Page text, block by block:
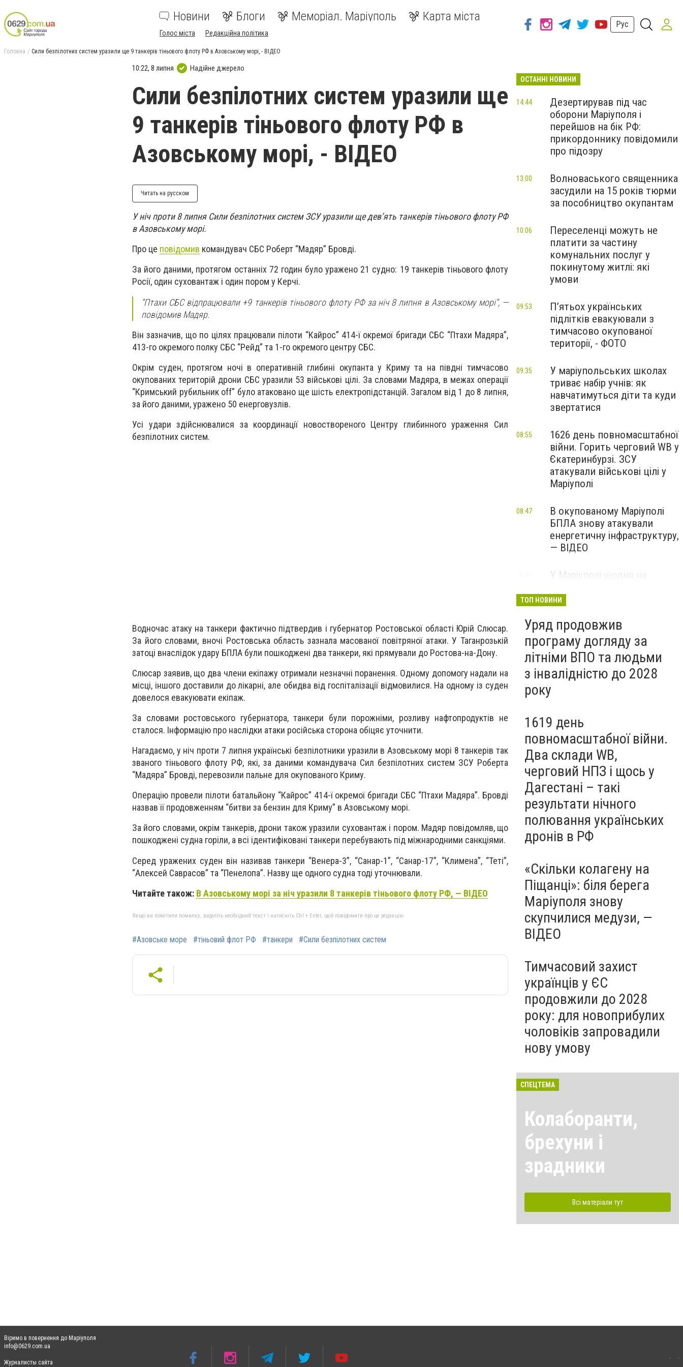
Новини Блоги Меморіал. Маріуполь Карта міста
Голос міста Редакційна політика
Рус
Головна Сили безпілотних систем уразили ще 9 танкерів тіньового флоту РФ в Азовському морі, - ВІДЕО
10:22, 8 липня Надійне джерело
Сили безпілотних систем уразили ще
9 танкерів тіньового флоту РФ в
Азовському морі, - ВІДЕО
Читать на русском
У ніч проти 8 липня Сили безпілотних систем ЗСУ уразили ще дев’ять танкерів тіньового флоту РФ
в Азовському морі.
Про це повідомив командувач СБС Роберт “Мадяр” Бровді.
За його даними, протягом останніх 72 годин було уражено 21 судно: 19 танкерів тіньового флоту
Росії, один суховантаж і один пором у Керчі.
“Птахи СБС відпрацювали +9 танкерів тіньового флоту РФ за ніч 8 липня в Азовському морі”, —
повідомив Мадяр.
Він зазначив, що по цілях працювали пілоти “Кайрос” 414-ї окремої бригади СБС “Птахи Мадяра”,
413-го окремого полку СБС “Рейд” та 1-го окремого центру СБС.
Окрім суден, протягом ночі в оперативній глибині окупанта у Криму та на півдні тимчасово
окупованих територій дрони СБС уразили 53 військові цілі. За словами Мадяра, в межах операції
“Кримський рубильник off” було атаковано ще шість електропідстанцій. Загалом від 1 до 8 липня,
за його даними, уражено 50 енерговузлів.
Усі удари здійснювалися за координації новоствореного Центру глибинного ураження Сил
безпілотних систем.
Водночас атаку на танкери фактично підтвердив і губернатор Ростовської області Юрій Слюсар.
За його словами, вночі Ростовська область зазнала масованої повітряної атаки. У Таганрозькій
затоці внаслідок удару БПЛА були пошкоджені два танкери, які прямували до Ростова-на-Дону.
Слюсар заявив, що два члени екіпажу отримали незначні поранення. Одному допомогу надали на
місці, іншого доставили до лікарні, але обидва від госпіталізації відмовилися. На одному із суден
довелося евакуювати екіпаж.
За словами ростовського губернатора, танкери були порожніми, розливу нафтопродуктів не
сталося. Інформацію про наслідки атаки російська сторона обіцяє уточнити.
Нагадаємо, у ніч проти 7 липня українські безпілотники уразили в Азовському морі 8 танкерів так
званого тіньового флоту РФ, які, за даними командувача Сил безпілотних систем ЗСУ Роберта
“Мадяра” Бровді, перевозили пальне для окупованого Криму.
Операцію провели пілоти батальйону “Кайрос” 414-ї окремої бригади СБС “Птахи Мадяра”. Бровді
назвав її продовженням “битви за бензин для Криму” в Азовському морі.
За його словами, окрім танкерів, дрони також уразили суховантаж і пором. Мадяр повідомляв, що
пошкоджені судна горіли, а всі ідентифіковані танкери перебувають під міжнародними санкціями.
Серед уражених суден він називав танкери “Венера-3”, “Санар-1”, “Санар-17”, “Климена”, “Теті”,
“Алексей Саврасов” та “Пенелопа”. Назву ще одного судна тоді уточнювали.
Читайте також: В Азовському морі за ніч уразили 8 танкерів тіньового флоту РФ, — ВІДЕО
Якщо ви помітили помилку, виділіть необхідний текст і натисніть Ctrl + Enter, щоб повідомити про це редакцію
#Азовське море #тіньовий флот РФ #танкери #Сили безпілотних систем
ОСТАННІ НОВИНИ
Дезертирував під час
оборони Маріуполя і
перейшов на бік РФ:
прикордоннику повідомили
про підозру
14:44
Волноваського священника
засудили на 15 років тюрми
за пособництво окупантам
13:00
Переселенці можуть не
платити за частину
комунальних послуг у
покинутому житлі: які
умови
10:06
П’ятьох українських
підлітків евакуювали з
тимчасово окупованої
території, - ФОТО
09:53
У маріупольських школах
триває набір учнів: як
навчатимуться діти та куди
звертатися
09:35
1626 день повномасштабної
війни. Горить черговий WB у
Єкатеринбурзі. ЗСУ
атакували військові цілі у
Маріуполі
08:55
В окупованому Маріуполі
БПЛА знову атакували
енергетичну інфраструктуру,
— ВІДЕО
08:47
У Маріуполі щодня на
відключатимуть світло: це
ТОП НОВИНИ
Уряд продовжив
програму догляду за
літніми ВПО та людьми
з інвалідністю до 2028
року
1619 день
повномасштабної війни.
Два склади WB,
черговий НПЗ і щось у
Дагестані – такі
результати нічного
полювання українських
дронів в РФ
«Скільки колагену на
Піщанці»: біля берега
Маріуполя знову
скупчилися медузи, —
ВІДЕО
Тимчасовий захист
українців у ЄС
продовжили до 2028
року: для новоприбулих
чоловіків запровадили
нову умову
СПЕЦТЕМА
Колаборанти,
брехуни і
зрадники
Всі матеріали тут
Віримо в повернення до Маріуполя
info@0629.com.ua
Журналисты сайта